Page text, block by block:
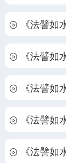
《法譬如
《法譬如
《法譬如
《法譬如
《法譬如